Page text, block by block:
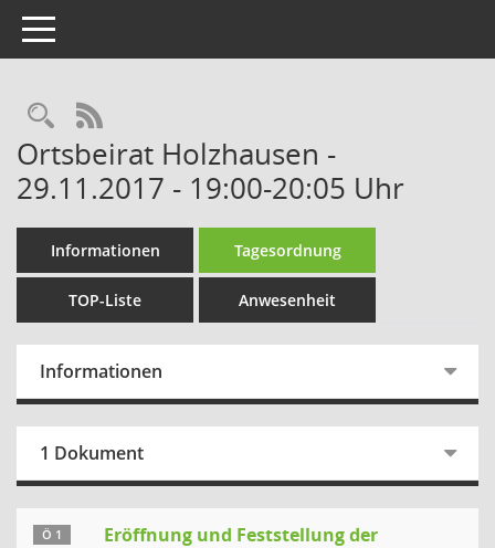
Toggle navigation
Rechercheauswahl
RSS-Feed
Ortsbeirat Holzhausen -
29.11.2017 - 19:00-20:05 Uhr
Informationen Tagesordnung
TOP-Liste Anwesenheit
Informationen
1 Dokument
Ö 1
Eröffnung und Feststellung der